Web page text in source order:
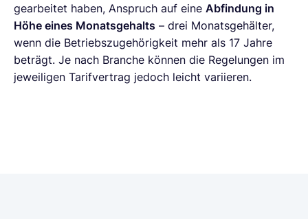
gearbeitet haben, Anspruch auf eine Abfindung in
Höhe eines Monatsgehalts – drei Monatsgehälter,
wenn die Betriebszugehörigkeit mehr als 17 Jahre
beträgt. Je nach Branche können die Regelungen im
jeweiligen Tarifvertrag jedoch leicht variieren.